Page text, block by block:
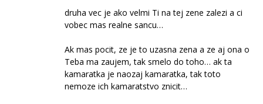
druha vec je ako velmi Ti na tej zene zalezi a ci
vobec mas realne sancu…
Ak mas pocit, ze je to uzasna zena a ze aj ona o
Teba ma zaujem, tak smelo do toho… ak ta
kamaratka je naozaj kamaratka, tak toto
nemoze ich kamaratstvo znicit…